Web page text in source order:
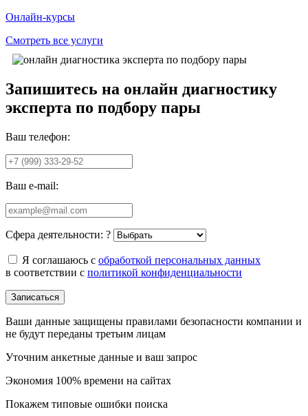
Онлайн-курсы
Смотреть все услуги
Запишитесь на онлайн диагностику
эксперта по подбору пары
Ваш телефон:
Ваш e-mail:
Сфера деятельности: ?
Я соглашаюсь с обработкой персональных данных
в соответствии с политикой конфиденциальности
Записаться
Ваши данные защищены правилами безопасности компании и
не будут переданы третьим лицам
Уточним анкетные данные и ваш запрос
Экономия 100% времени на сайтах
Покажем типовые ошибки поиска